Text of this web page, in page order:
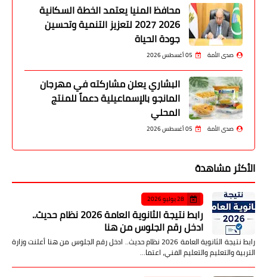
محافظ المنيا يعتمد الخطة السكانية
2026 2027 لتعزيز التنمية وتحسين
جودة الحياة
صدى الأمة 05 أغسطس 2026
البشاري يعلن مشاركته في مهرجان
المانجو بالإسماعيلية دعماً للمنتج
المحلي
صدى الأمة 05 أغسطس 2026
الأكثر مشاهدة
28 يوليو 2026
رابط نتيجة الثانوية العامة 2026 نظام حديث..
ادخل رقم الجلوس من هنا
رابط نتيجة الثانوية العامة 2026 نظام حديث.. ادخل رقم الجلوس من هنا أعلنت وزارة
التربية والتعليم والتعليم الفني، اعتما…